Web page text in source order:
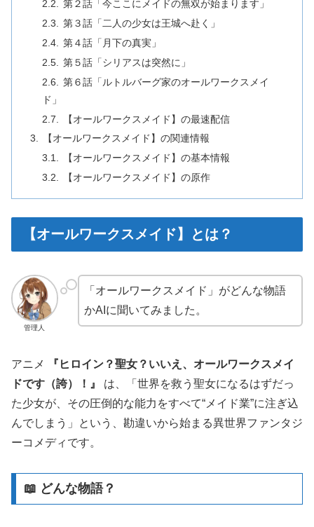
第２話「今ここにメイドの無双が始まります」
第３話「二人の少女は王城へ赴く」
第４話「月下の真実」
第５話「シリアスは突然に」
第６話「ルトルバーグ家のオールワークスメイ
ド」
【オールワークスメイド】の最速配信
【オールワークスメイド】の関連情報
【オールワークスメイド】の基本情報
【オールワークスメイド】の原作
【オールワークスメイド】とは？
管理人
「オールワークスメイド」がどんな物語
かAIに聞いてみました。
アニメ 『 ヒロイン？聖女？いいえ、オールワークスメイ
ドです（誇）！ 』
は、「世界を救う聖女になるはずだっ
た少女が、その圧倒的な能力をすべて“メイド業”に注ぎ込
んでしまう」という、勘違いから始まる異世界ファンタジ
ーコメディです。
📖 どんな物語？